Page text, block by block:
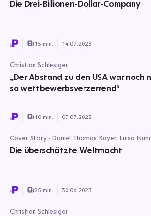
Die Drei-Billionen-Dollar-Company
15 min. 14.07.2023
Christian Schlesiger
„Der Abstand zu den USA war noch
so wettbewerbsverzerrend“
10 min. 07.07.2023
Cover Story · Daniel Thomas Bayer, Luisa Nuhr,
Christian Schlesiger, Claudia Scholz, Rasmus
Buchsteiner
Die überschätzte Weltmacht
25 min. 30.06.2023
Christian Schlesiger